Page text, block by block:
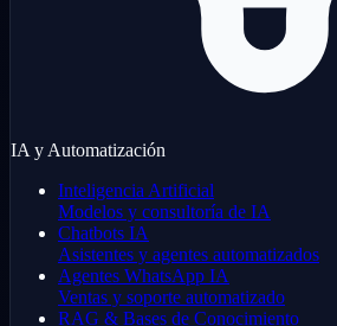
IA y Automatización
Inteligencia Artificial
Modelos y consultoría de IA
Chatbots IA
Asistentes y agentes automatizados
Agentes WhatsApp IA
Ventas y soporte automatizado
RAG & Bases de Conocimiento